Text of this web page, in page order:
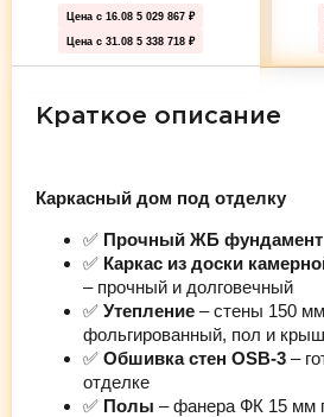
Цена с 16.08 5 029 867 ₽
Цена с 31.08 5 338 718 ₽
Краткое описание
Каркасный дом под отделку
✅ Прочный ЖБ фундамент
✅ Каркас из доски
– прочный и долговечный
✅ Утепление – стены 150
фольгированный, пол и
✅ Обшивка стен OSB-3 –
отделке
✅ Полы – фанера ФК 15 мм